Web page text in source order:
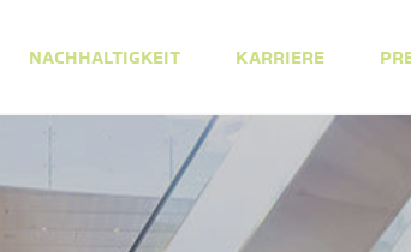
NACHHALTIGKEIT KARRIERE